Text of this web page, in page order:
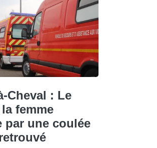
Cheval : Le
femme
par une coulée